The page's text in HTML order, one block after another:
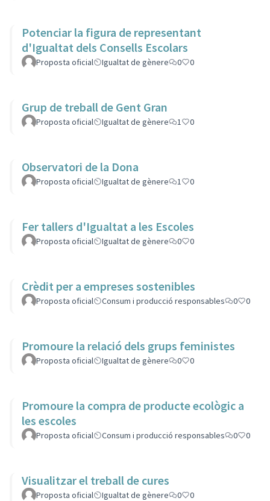
Potenciar la figura de representant
d'Igualtat dels Consells Escolars
Proposta oficial Igualtat de gènere 0 0
Grup de treball de Gent Gran
Proposta oficial Igualtat de gènere 1 0
Observatori de la Dona
Proposta oficial Igualtat de gènere 1 0
Fer tallers d'Igualtat a les Escoles
Proposta oficial Igualtat de gènere 0 0
Crèdit per a empreses sostenibles
Proposta oficial Consum i producció responsables 0 0
Promoure la relació dels grups feministes
Proposta oficial Igualtat de gènere 0 0
Promoure la compra de producte ecològic a
les escoles
Proposta oficial Consum i producció responsables 0 0
Visualitzar el treball de cures
Proposta oficial Igualtat de gènere 0 0